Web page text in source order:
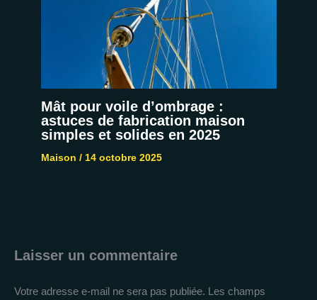
Mât pour voile d’ombrage :
astuces de fabrication maison
simples et solides en 2025
Maison / 14 octobre 2025
Laisser un commentaire
Votre adresse e-mail ne sera pas publiée. Les champs